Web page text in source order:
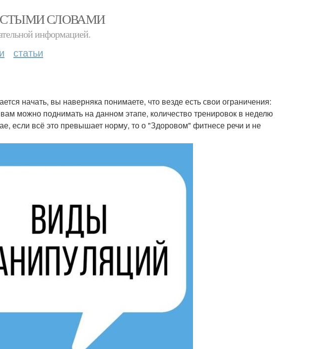
СЛОВАМИ
информацией.
статьи
начать, вы наверняка понимаете, что везде есть свои ограничения:
можно поднимать на данном этапе, количество тренировок в неделю
если всё это превышает норму, то о "Здоровом" фитнесе речи и не